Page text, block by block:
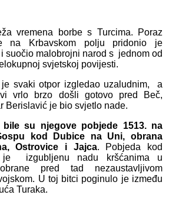
vremena borbe s Turcima. Poraz
na Krbavskom polju pridonio je
suočio malobrojni narod s jednom od
svjetskoj povijesti.
je svaki otpor izgledao uzaludnim, a
vrlo brzo došli gotovo pred Beč,
Berislavić je bio svjetlo nade.
bile su njegove pobjede 1513. na
kod Dubice na Uni, obrana
Ostrovice i Jajca. Pobjeda kod
je izgubljenu nadu kršćanima u
pred tad nezaustavljivom
U toj bitci poginulo je između
Turaka.